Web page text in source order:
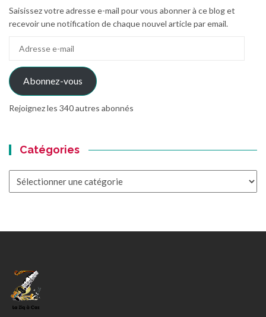
Saisissez votre adresse e-mail pour vous abonner à ce blog et
recevoir une notification de chaque nouvel article par email.
mail
Abonnez-vous
Rejoignez les 340 autres abonnés
Catégories